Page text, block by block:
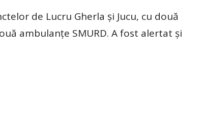
de Lucru Gherla și Jucu, cu două
ambulanțe SMURD. A fost alertat și